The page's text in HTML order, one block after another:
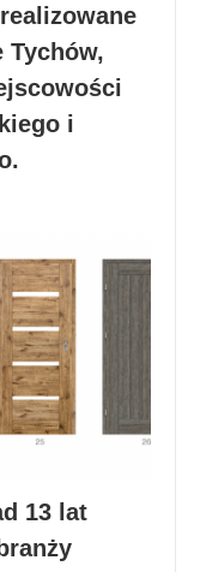
Tychów,
i
13 lat